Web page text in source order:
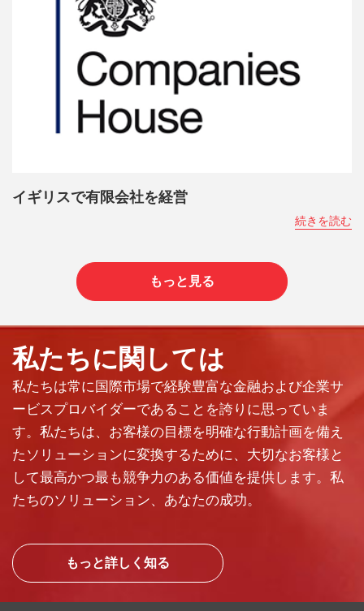
イギリスで有限会社を経営
続きを読む
もっと見る
私たちに関しては
私たちは常に国際市場で経験豊富な金融および企業サ
ービスプロバイダーであることを誇りに思っていま
す。私たちは、お客様の目標を明確な行動計画を備え
たソリューションに変換するために、大切なお客様と
して最高かつ最も競争力のある価値を提供します。私
たちのソリューション、あなたの成功。
もっと詳しく知る